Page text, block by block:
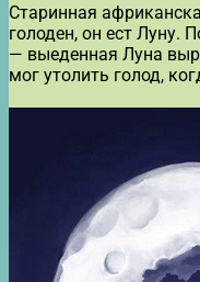
Старинная
голоден, он ест Луну.
— выеденная Луна
мог утолить голод,